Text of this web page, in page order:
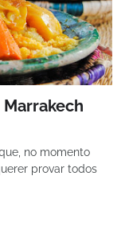
no momento
provar todos